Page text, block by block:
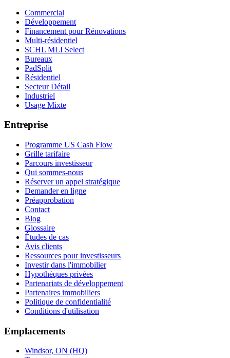
Commercial
Développement
Financement pour Rénovations
Multi-résidentiel
SCHL MLI Select
Bureaux
PadSplit
Résidentiel
Secteur Détail
Industriel
Usage Mixte
Entreprise
Programme US Cash Flow
Grille tarifaire
Parcours investisseur
Qui sommes-nous
Réserver un appel stratégique
Demander en ligne
Préapprobation
Contact
Blog
Glossaire
Études de cas
Avis clients
Ressources pour investisseurs
Investir dans l'immobilier
Hypothèques privées
Partenariats de développement
Partenaires immobiliers
Politique de confidentialité
Conditions d'utilisation
Emplacements
Windsor, ON (HQ)